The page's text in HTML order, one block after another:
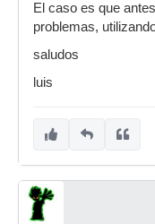
El caso es que
problemas,
saludos
luis